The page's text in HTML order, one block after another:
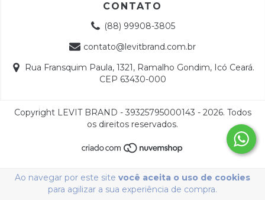
Ao navegar por este site você aceita o uso de cookies
para agilizar a sua experiência de compra.
CONTATO
(88) 99908-3805
contato@levitbrand.com.br
Rua Fransquim Paula, 1321, Ramalho Gondim, Icó Ceará.
CEP 63430-000
Copyright LEVIT BRAND - 39325795000143 - 2026. Todos
os direitos reservados.